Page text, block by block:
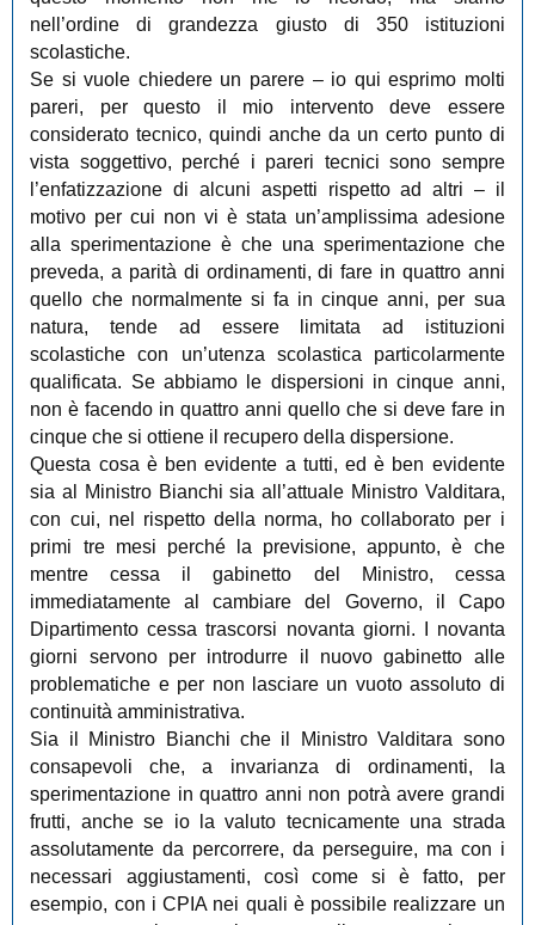
nell’ordine di grandezza giusto di 350 istituzioni
scolastiche.
Se si vuole chiedere un parere – io qui esprimo molti
pareri, per questo il mio intervento deve essere
considerato tecnico, quindi anche da un certo punto di
vista soggettivo, perché i pareri tecnici sono sempre
l’enfatizzazione di alcuni aspetti rispetto ad altri – il
motivo per cui non vi è stata un’amplissima adesione
alla sperimentazione è che una sperimentazione che
preveda, a parità di ordinamenti, di fare in quattro anni
quello che normalmente si fa in cinque anni, per sua
natura, tende ad essere limitata ad istituzioni
scolastiche con un’utenza scolastica particolarmente
qualificata. Se abbiamo le dispersioni in cinque anni,
non è facendo in quattro anni quello che si deve fare in
cinque che si ottiene il recupero della dispersione.
Questa cosa è ben evidente a tutti, ed è ben evidente
sia al Ministro Bianchi sia all’attuale Ministro Valditara,
con cui, nel rispetto della norma, ho collaborato per i
primi tre mesi perché la previsione, appunto, è che
mentre cessa il gabinetto del Ministro, cessa
immediatamente al cambiare del Governo, il Capo
Dipartimento cessa trascorsi novanta giorni. I novanta
giorni servono per introdurre il nuovo gabinetto alle
problematiche e per non lasciare un vuoto assoluto di
continuità amministrativa.
Sia il Ministro Bianchi che il Ministro Valditara sono
consapevoli che, a invarianza di ordinamenti, la
sperimentazione in quattro anni non potrà avere grandi
frutti, anche se io la valuto tecnicamente una strada
assolutamente da percorrere, da perseguire, ma con i
necessari aggiustamenti, così come si è fatto, per
esempio, con i CPIA nei quali è possibile realizzare un